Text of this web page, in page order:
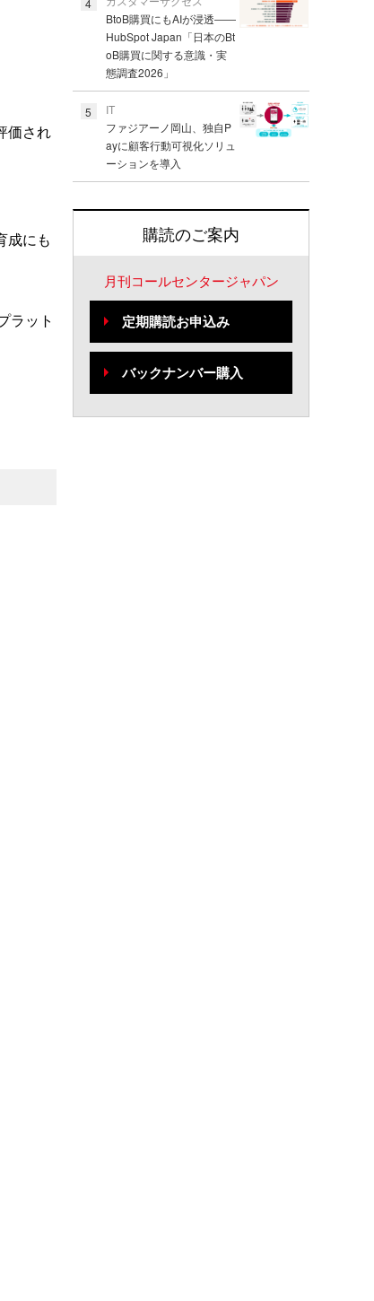
価され
成にも
ラット
BtoB購買にもAIが浸透――
HubSpot Japan「日本のBt
oB購買に関する意識・実
態調査2026」
5
IT
ファジアーノ岡山、独自P
ayに顧客行動可視化ソリュ
ーションを導入
購読のご案内
月刊コールセンタージャパン
定期購読お申込み
バックナンバー購入